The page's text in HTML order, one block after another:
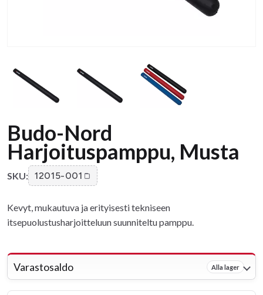
Budo-Nord
Harjoituspamppu, Musta
SKU: 12015-001
Kevyt, mukautuva ja erityisesti tekniseen
itsepuolustusharjoitteluun suunniteltu pamppu.
Varastosaldo Alla lager